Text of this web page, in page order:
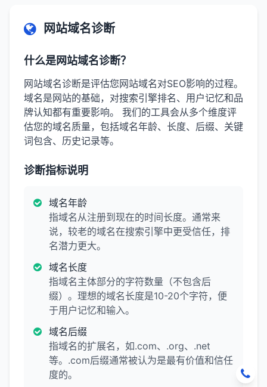
网站域名诊断
什么是网站域名诊断？
网站域名诊断是评估您网站域名对SEO影响的过程。
域名是网站的基础，对搜索引擎排名、用户记忆和品
牌认知都有重要影响。 我们的工具会从多个维度评
估您的域名质量，包括域名年龄、长度、后缀、关键
词包含、历史记录等。
诊断指标说明
域名年龄
指域名从注册到现在的时间长度。通常来
说，较老的域名在搜索引擎中更受信任，排
名潜力更大。
域名长度
指域名主体部分的字符数量（不包含后
缀）。理想的域名长度是10-20个字符，便
于用户记忆和输入。
域名后缀
指域名的扩展名，如.com、.org、.net
等。.com后缀通常被认为是最有价值和信任
度的。